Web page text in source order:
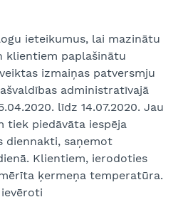
ieteikumus, lai mazinātu
klientiem paplašinātu
izmaiņas patversmju
administratīvajā
līdz 14.07.2020. Jau
tiek piedāvāta iespēja
diennakti, saņemot
Klientiem, ierodoties
ķermeņa temperatūra.